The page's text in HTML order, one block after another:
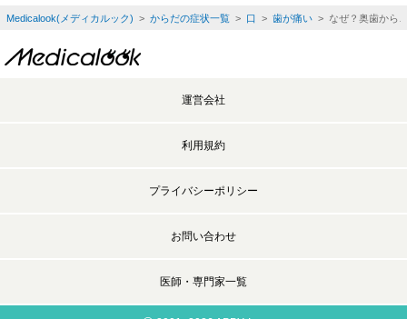
Medicalook(メディカルック) > からだの症状一覧> 口 > 歯が痛い> なぜ？奥歯から
運営会社
利用規約
プライバシーポリシー
お問い合わせ
医師・専門家一覧